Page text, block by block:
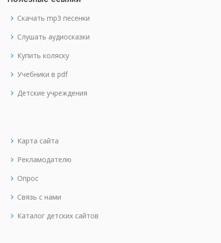
Скачать mp3 песенки
Слушать аудиосказки
Купить коляску
Учебники в pdf
Детские учреждения
Карта сайта
Рекламодателю
Опрос
Связь с нами
Каталог детских сайтов